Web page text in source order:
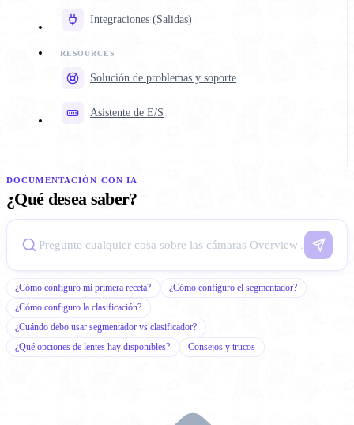
Integraciones (Salidas)
Solución de problemas y soporte
Asistente de E/S
DOCUMENTACIÓN CON IA
¿Qué desea saber?
¿Cómo configuro mi primera receta?
¿Cómo configuro el segmentador?
¿Cómo configuro la clasificación?
¿Cuándo debo usar segmentador vs clasificador?
¿Qué opciones de lentes hay disponibles?
Consejos y trucos